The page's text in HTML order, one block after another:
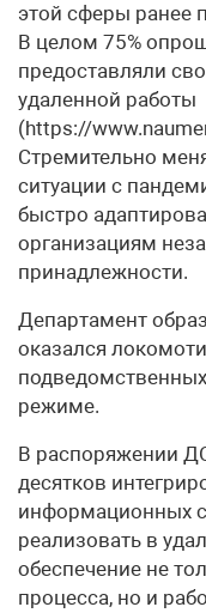
этой сферы ранее
В целом 75%
предоставляли
удаленной работы
(https://
Стремительно
ситуации с
быстро
организациям
принадлежности.
Департамент
оказался
режиме.
В распоряжении
десятков
информационных
реализовать в
обеспечение не
процесса, но и